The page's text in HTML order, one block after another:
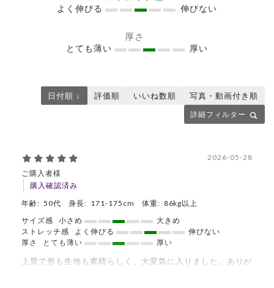
よく伸びる 伸びない
厚さ
とても薄い 厚い
詳細フィルター
日付順 ↓ 評価順 いいね数順 写真・動画付き順
ご購入者様
購入確認済み
2026-05-28
年齢: 50代 身長: 171-175cm 体重: 86kg以上
サイズ感
小さめ
大きめ
ストレッチ感
よく伸びる
伸びない
厚さ
とても薄い 厚い
上質で形も生地も素晴らしく、大変気に入りました。ありが